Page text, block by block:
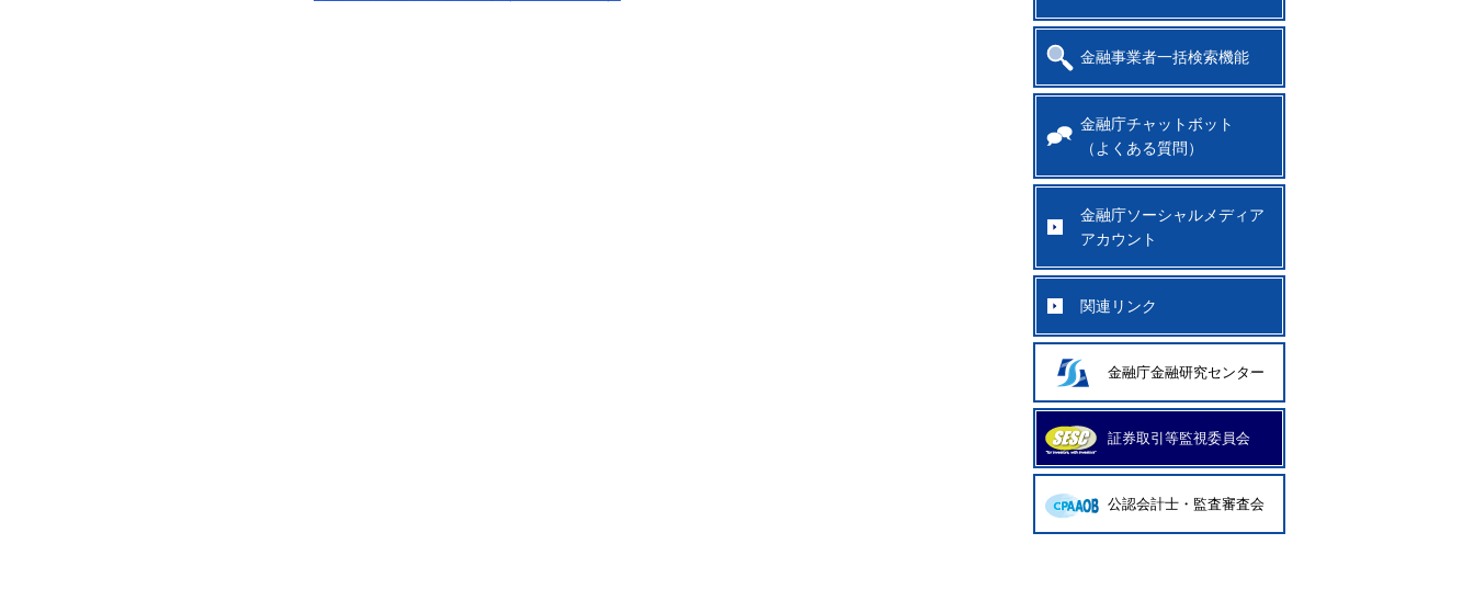
金融事業者一括検索機能
金融庁チャットボット
（よくある質問）
金融庁ソーシャルメディア
アカウント
関連リンク
金融庁金融研究センター
証券取引等監視委員会
公認会計士・監査審査会